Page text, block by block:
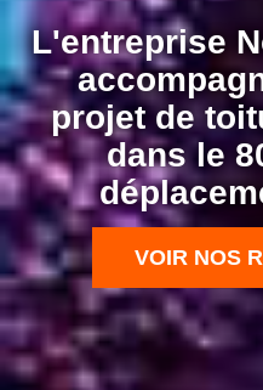
L'entreprise
projet de
dans le
VOIR NOS